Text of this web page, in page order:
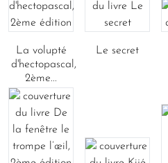
La volupté
d'hectopascal,
2ème...
Le secret